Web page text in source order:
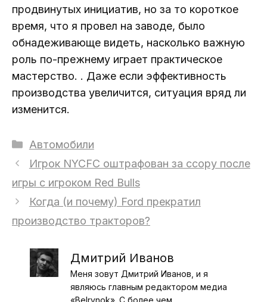
продвинутых инициатив, но за то короткое
время, что я провел на заводе, было
обнадеживающе видеть, насколько важную
роль по-прежнему играет практическое
мастерство. . Даже если эффективность
производства увеличится, ситуация вряд ли
изменится.
Рубрики
Автомобили
Игрок NYCFC оштрафован за ссору после
игры с игроком Red Bulls
Когда (и почему) Ford прекратил
производство тракторов?
Дмитрий Иванов
Меня зовут Дмитрий Иванов, и я
являюсь главным редактором медиа
«Belrynok». С более чем